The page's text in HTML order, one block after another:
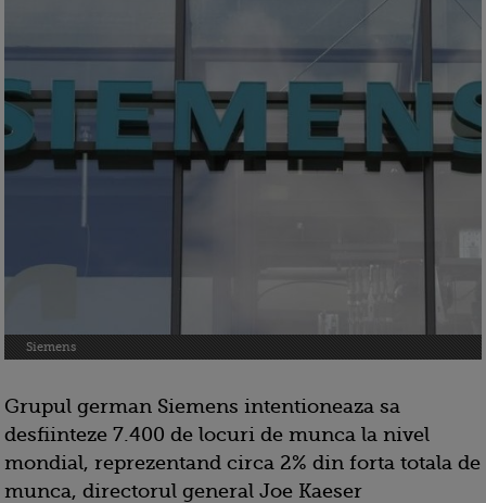
Siemens
Grupul german Siemens intentioneaza sa
desfiinteze 7.400 de locuri de munca la nivel
mondial, reprezentand circa 2% din forta totala de
munca, directorul general Joe Kaeser